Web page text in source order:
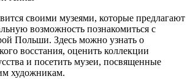
своими музеями, которые предлагают
возможность познакомиться с
Польши. Здесь можно узнать о
восстания, оценить коллекции
и посетить музеи, посвященные
художникам.